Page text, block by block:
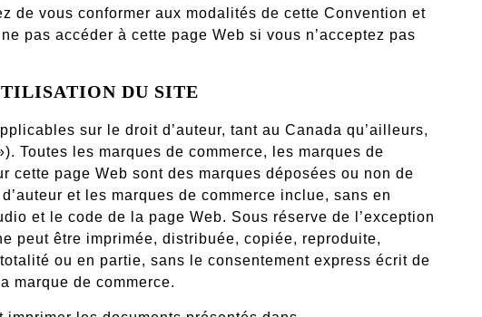
de vous conformer aux modalités de cette Convention et
pas accéder à cette page Web si vous n’acceptez pas
DU SITE
sur le droit d’auteur, tant au Canada qu’ailleurs,
Toutes les marques de commerce, les marques de
page Web sont des marques déposées ou non de
et les marques de commerce inclue, sans en
et le code de la page Web. Sous réserve de l’exception
peut être imprimée, distribuée, copiée, reproduite,
ou en partie, sans le consentement express écrit de
marque de commerce.